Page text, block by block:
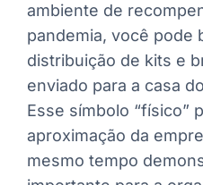
ambiente de
pandemia, você pode
distribuição de kits e
enviado para a casa
Esse símbolo “físico”
aproximação da
mesmo tempo